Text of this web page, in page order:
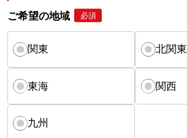
ご希望の地域 必須
関東 北関東
東海 関西
九州